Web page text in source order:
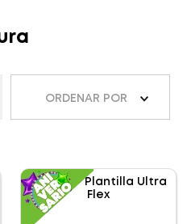
ORDENAR POR